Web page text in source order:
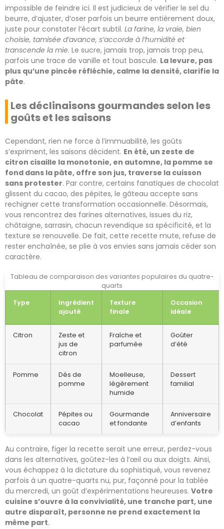
impossible de feindre ici. Il est judicieux de vérifier le sel du
beurre, d’ajuster, d’oser parfois un beurre entièrement doux,
juste pour constater l’écart subtil. La farine, la vraie, bien
choisie, tamisée d’avance, s’accorde à l’humidité et
transcende la mie. Le sucre, jamais trop, jamais trop peu,
parfois une trace de vanille et tout bascule. La levure, pas
plus qu’une pincée réfléchie, calme la densité, clarifie la
pâte.
Les déclinaisons gourmandes selon les
goûts et les saisons
Cependant, rien ne force à l’immuabilité, les goûts
s’expriment, les saisons décident. En été, un zeste de
citron cisaille la monotonie, en automne, la pomme se
fond dans la pâte, offre son jus, traverse la cuisson
sans protester. Par contre, certains fanatiques de chocolat
glissent du cacao, des pépites, le gâteau accepte sans
rechigner cette transformation occasionnelle. Désormais,
vous rencontrez des farines alternatives, issues du riz,
châtaigne, sarrasin, chacun revendique sa spécificité, et la
texture se renouvelle. De fait, cette recette mute, refuse de
rester enchaînée, se plie à vos envies sans jamais céder son
caractère.
Tableau de comparaison des variantes populaires du quatre-
quarts
Type
Ingrédient
ajouté
Texture
finale
Occasion
idéale
Citron
Zeste et
jus de
citron
Fraîche et
parfumée
Goûter
d’été
Pomme
Dés de
pomme
Moelleuse,
légèrement
humide
Dessert
familial
Chocolat
Pépites ou
cacao
Gourmande
et fondante
Anniversaire
d’enfants
Au contraire, figer la recette serait une erreur, perdez-vous
dans les alternatives, goûtez-les à l’œil ou aux doigts. Ainsi,
vous échappez à la dictature du sophistiqué, vous revenez
parfois à un quatre-quarts nu, pur, façonné pour la tablée
du mercredi, un goût d’expérimentations heureuses. Votre
cuisine s’ouvre à la convivialité, une tranche part, une
autre disparaît, personne ne prend exactement la
même part.